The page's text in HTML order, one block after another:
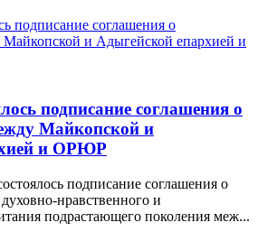
подписание соглашения о
Майкопской и
и ОРЮР
подписание соглашения о
нравственного и
подрастающего поколения меж...